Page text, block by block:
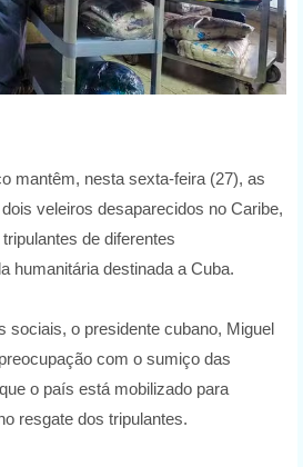
mantêm, nesta sexta-feira (27), as
veleiros desaparecidos no Caribe,
de diferentes
humanitária destinada a Cuba.
sociais, o presidente cubano, Miguel
com o sumiço das
o país está mobilizado para
resgate dos tripulantes.